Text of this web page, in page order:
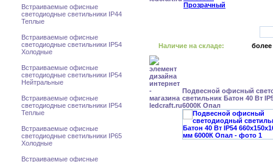
Встраиваемые офисные
светодиодные светильники IP44
Теплые
Встраиваемые офисные
светодиодные светильники IP54
Холодные
Встраиваемые офисные
светодиодные светильники IP54
Нейтральные
Встраиваемые офисные
светодиодные светильники IP54
Теплые
Встраиваемые офисные
светодиодные светильники IP65
Холодные
Встраиваемые офисные
Наличие на складе: более
Подвесной офисный
светильник Батон 40 Вт
6000К Опал